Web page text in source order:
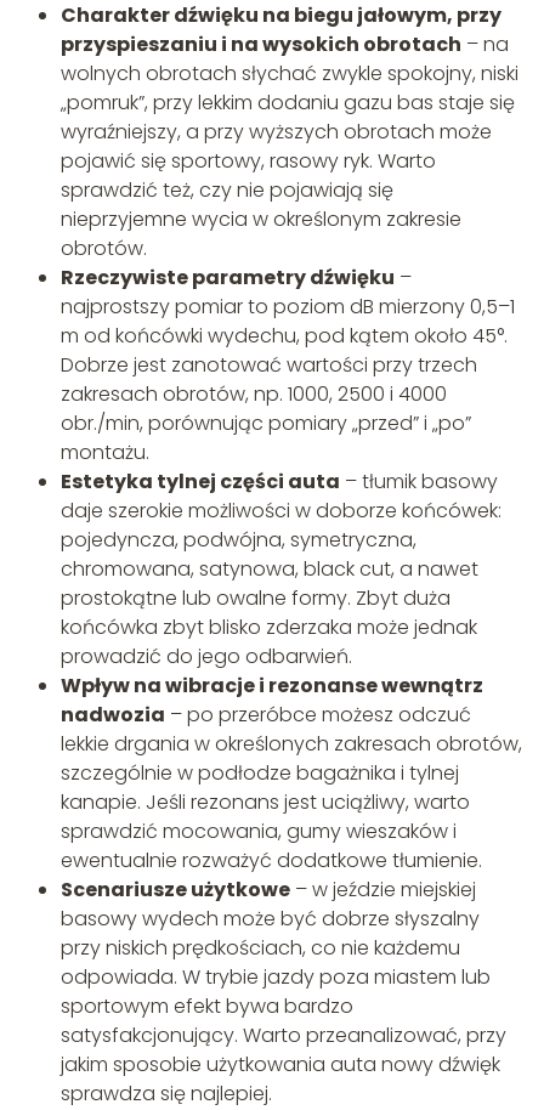
Charakter dźwięku na biegu jałowym, przy
przyspieszaniu i na wysokich obrotach – na
wolnych obrotach słychać zwykle spokojny, niski
„pomruk”, przy lekkim dodaniu gazu bas staje się
wyraźniejszy, a przy wyższych obrotach może
pojawić się sportowy, rasowy ryk. Warto
sprawdzić też, czy nie pojawiają się
nieprzyjemne wycia w określonym zakresie
obrotów.
Rzeczywiste parametry dźwięku –
najprostszy pomiar to poziom dB mierzony 0,5–1
m od końcówki wydechu, pod kątem około 45°.
Dobrze jest zanotować wartości przy trzech
zakresach obrotów, np. 1000, 2500 i 4000
obr./min, porównując pomiary „przed” i „po”
montażu.
Estetyka tylnej części auta – tłumik basowy
daje szerokie możliwości w doborze końcówek:
pojedyncza, podwójna, symetryczna,
chromowana, satynowa, black cut, a nawet
prostokątne lub owalne formy. Zbyt duża
końcówka zbyt blisko zderzaka może jednak
prowadzić do jego odbarwień.
Wpływ na wibracje i rezonanse wewnątrz
nadwozia – po przeróbce możesz odczuć
lekkie drgania w określonych zakresach obrotów,
szczególnie w podłodze bagażnika i tylnej
kanapie. Jeśli rezonans jest uciążliwy, warto
sprawdzić mocowania, gumy wieszaków i
ewentualnie rozważyć dodatkowe tłumienie.
Scenariusze użytkowe– w jeździe miejskiej
basowy wydech może być dobrze słyszalny
przy niskich prędkościach, co nie każdemu
odpowiada. W trybie jazdy poza miastem lub
sportowym efekt bywa bardzo
satysfakcjonujący. Warto przeanalizować, przy
jakim sposobie użytkowania auta nowy dźwięk
sprawdza się najlepiej.